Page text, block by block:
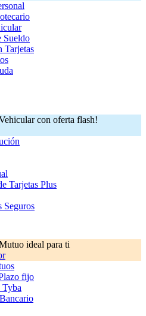
Sueldo
Tarjetas
con oferta flash!
Tarjetas Plus
Seguros
ideal para ti
fijo